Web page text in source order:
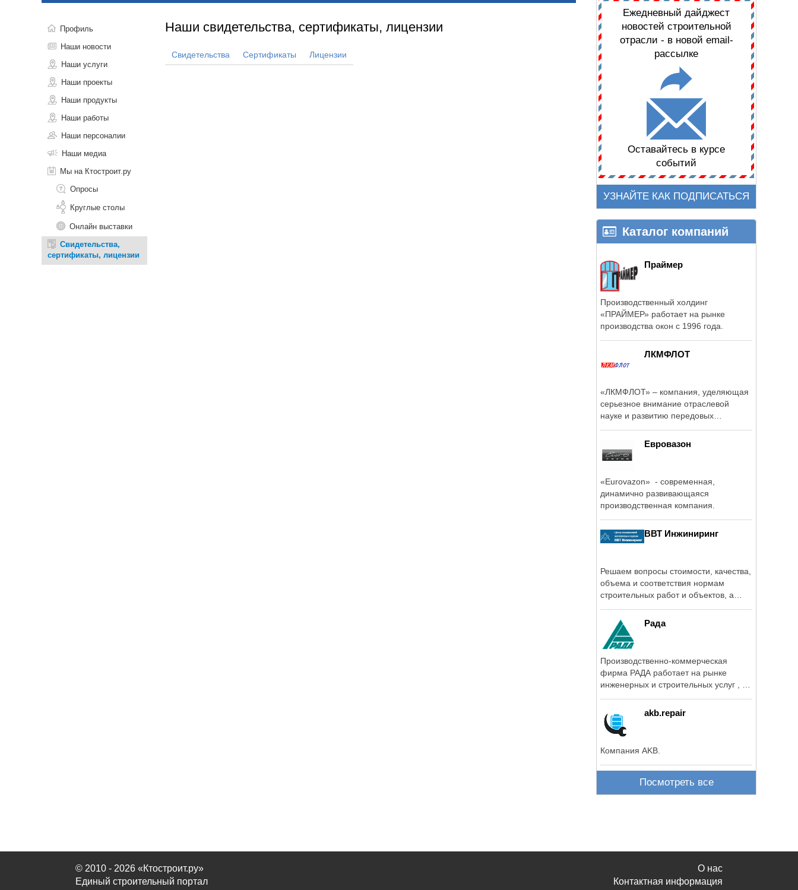
Профиль
Наши новости
Наши услуги
Наши проекты
Наши продукты
Наши работы
Наши персоналии
Наши медиа
Мы на Ктостроит.ру
Опросы
Круглые столы
Онлайн выставки
Свидетельства,
сертификаты, лицензии
Наши свидетельства, сертификаты, лицензии
Свидетельства Сертификаты Лицензии
Ежедневный дайджест
новостей строительной
отрасли - в новой email-
рассылке
Оставайтесь в курсе
событий
УЗНАЙТЕ КАК ПОДПИСАТЬСЯ
Каталог компаний
Праймер
Производственный холдинг
«ПРАЙМЕР» работает на рынке
производства окон с 1996 года.
ЛКМФЛОТ
«ЛКМФЛОТ» – компания, уделяющая
серьезное внимание отраслевой
науке и развитию передовых
Евровазон
«Eurovazon» - современная,
динамично развивающаяся
производственная компания.
ВВТ Инжиниринг
Решаем вопросы стоимости, качества,
объема и соответствия нормам
строительных работ и объектов, а
Рада
Производственно-коммерческая
фирма РАДА работает на рынке
инженерных и строительных услуг , а
akb.repair
Компания AKB.
Посмотреть все
© 2010 - 2026 «Ктостроит.ру»
Единый строительный портал
О нас
Контактная информация